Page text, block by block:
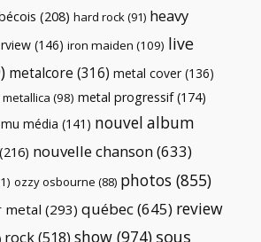
(208) hard rock(91) heavy
(146) iron maiden (109) live
metalcore (316) metal cover (136)
metallica (98) metal progressif(174)
mu média (141) nouvel album
(216) nouvelle chanson(633)
ozzy osbourne (88) photos (855)
metal (293) québec(645) review
rock(518) show (974) sous